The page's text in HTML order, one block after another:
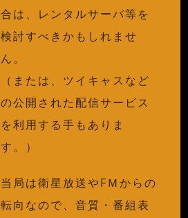
合は、レンタルサーバ等を
検討すべきかもしれませ
ん。
（または、ツイキャスなど
の公開された配信サービス
を利用する手もありま
す。）
当局は衛星放送やFＭからの
転向なので、音質・番組表